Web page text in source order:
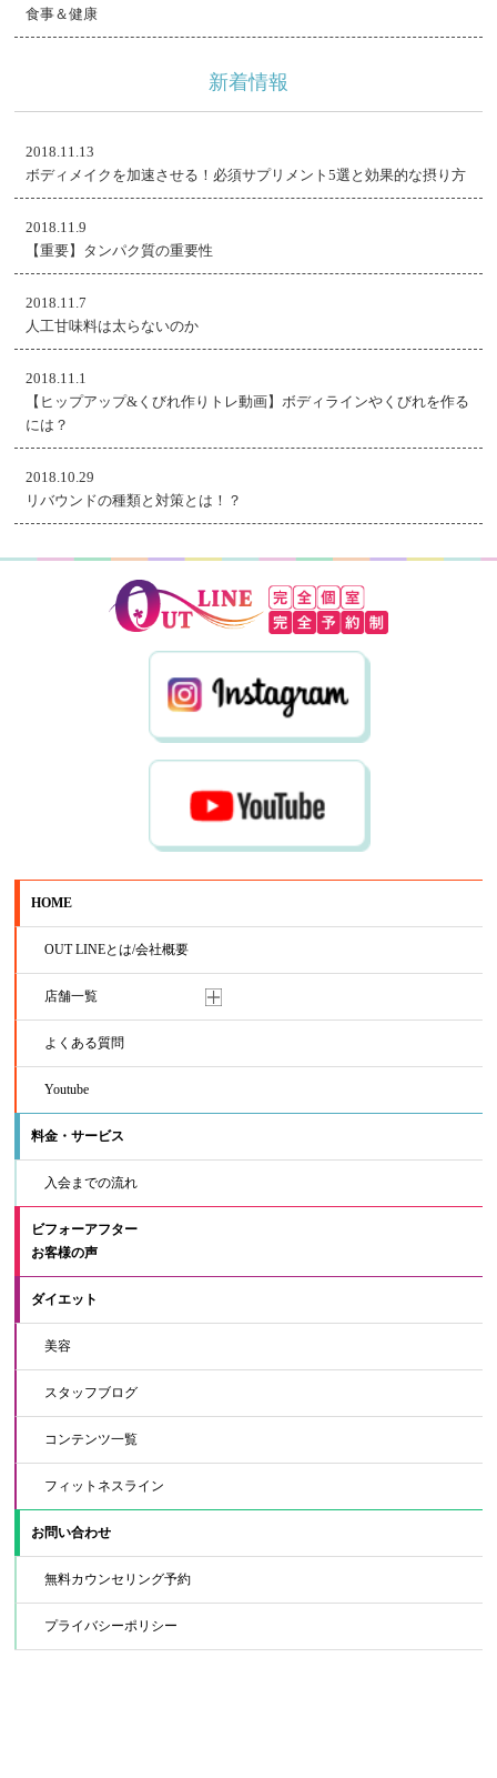
食事＆健康
新着情報
2018.11.13
ボディメイクを加速させる！必須サプリメント5選と効果的な摂り方
2018.11.9
【重要】タンパク質の重要性
2018.11.7
人工甘味料は太らないのか
2018.11.1
【ヒップアップ&くびれ作りトレ動画】ボディラインやくびれを作る
には？
2018.10.29
リバウンドの種類と対策とは！？
HOME
OUT LINEとは/会社概要
店舗一覧
よくある質問
Youtube
料金・サービス
入会までの流れ
ビフォーアフター
お客様の声
ダイエット
美容
スタッフブログ
コンテンツ一覧
フィットネスライン
お問い合わせ
無料カウンセリング予約
プライバシーポリシー